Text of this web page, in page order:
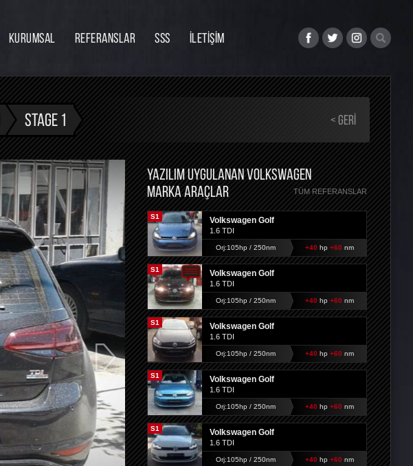
KURUMSAL
Ekibimiz
Eğitim
İnsan Kaynakları
REFERANSLAR SSS İLETİŞİM
STAGE 1 < GERI
YAZILIM UYGULANAN VOLKSWAGEN
MARKA ARAÇLAR
TÜM REFERANSLAR
S1 Volkswagen Golf
1.6 TDI
Orj:105hp / 250nm +40 hp +60 nm
S1 Volkswagen Golf
1.6 TDI
Orj:105hp / 250nm +40 hp +60 nm
S1 Volkswagen Golf
1.6 TDI
Orj:105hp / 250nm +40 hp +60 nm
S1 Volkswagen Golf
1.6 TDI
Orj:105hp / 250nm +40 hp +60 nm
S1 Volkswagen Golf
1.6 TDI
Orj:105hp / 250nm +40 hp +60 nm